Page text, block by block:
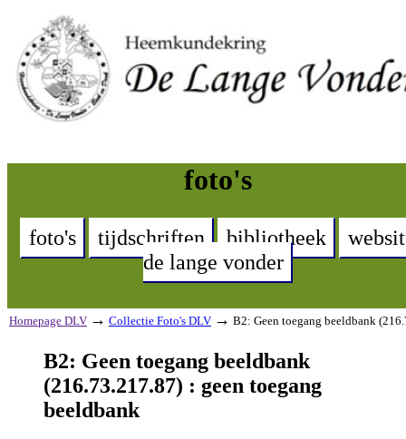
foto's
foto's tijdschriften bibliotheek
de lange vonder
Homepage DLV → Collectie Foto's DLV → B2: Geen toegang beeldbank
B2: Geen toegang beeldbank
(216.73.217.87) : geen toegang
beeldbank